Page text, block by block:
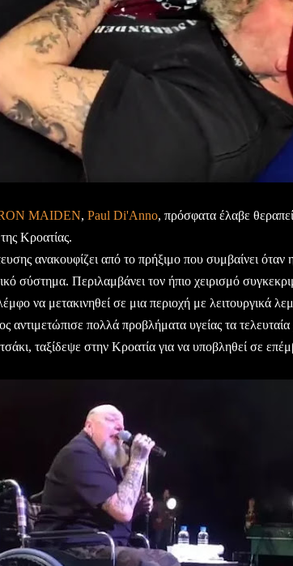
MAIDEN, Paul Di'Anno, πρόσφατα έλαβε
Κροατίας.
ανακουφίζει από το πρήξιμο που συμβαίνει όταν
σύστημα. Περιλαμβάνει τον ήπιο χειρισμό
να μετακινηθεί σε μια περιοχή με λειτουργικά
αντιμετώπισε πολλά προβλήματα υγείας τα
ταξίδεψε στην Κροατία για να υποβληθεί σε